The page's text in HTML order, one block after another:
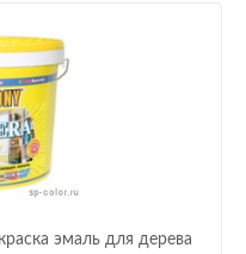
эмаль для дерева